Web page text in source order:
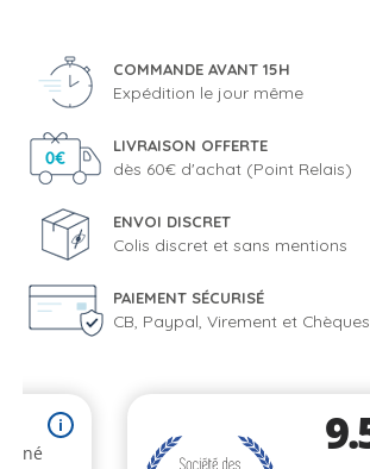
COMMANDE AVANT 15H
Expédition le jour même
LIVRAISON OFFERTE
dès 60€ d'achat (Point Relais)
ENVOI DISCRET
Colis discret et sans mentions
PAIEMENT SÉCURISÉ
CB, Paypal, Virement et Chèques